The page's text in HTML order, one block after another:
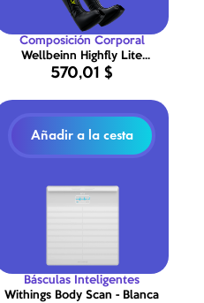
Composición Corporal
Wellbeinn Highfly Lite
Portables Botas de
570,01 $
Añadir a la cesta
Básculas Inteligentes
Withings Body Scan - Blanca